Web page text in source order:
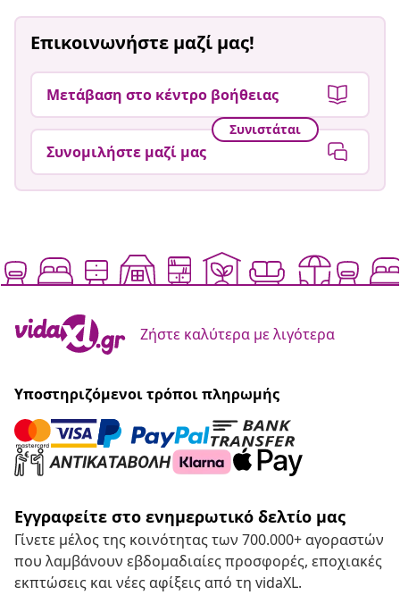
Επικοινωνήστε μαζί μας!
Μετάβαση στο κέντρο βοήθειας
Συνιστάται
Συνομιλήστε μαζί μας
Ζήστε καλύτερα με λιγότερα
Υποστηριζόμενοι τρόποι πληρωμής
Εγγραφείτε στο ενημερωτικό δελτίο μας
Γίνετε μέλος της κοινότητας των 700.000+ αγοραστών
που λαμβάνουν εβδομαδιαίες προσφορές, εποχιακές
εκπτώσεις και νέες αφίξεις από τη vidaXL.